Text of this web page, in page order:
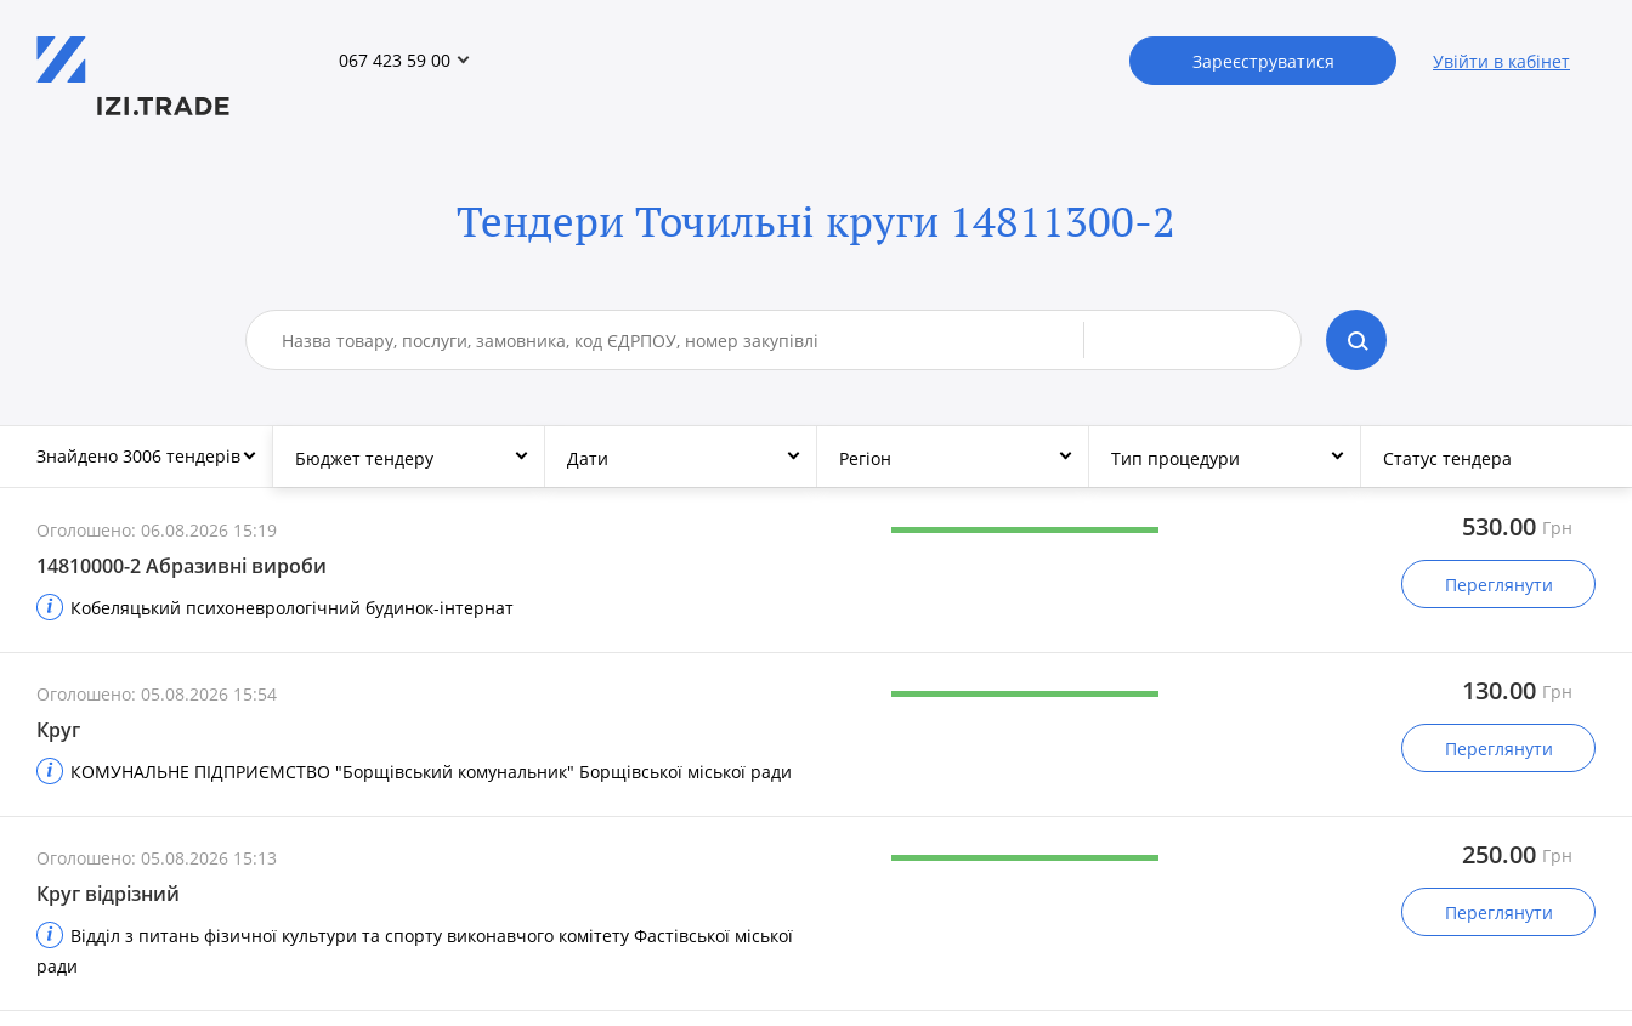
067 423 59 00 Зареєструватися Увійти в кабінет
Тендери Точильні круги 14811300-2
Знайдено 3006 тендерів Бюджет тендеру Дати Регіон Тип процедури Статус тендера
Оголошено: 06.08.2026 15:19
14810000-2 Абразивні вироби
Кобеляцький психоневрологічний будинок-інтернат
530.00 Грн
Переглянути
Оголошено: 05.08.2026 15:54
Круг
КОМУНАЛЬНЕ ПІДПРИЄМСТВО "Борщівський комунальник" Борщівської міської ради
130.00 Грн
Переглянути
Оголошено: 05.08.2026 15:13
Круг відрізний
Відділ з питань фізичної культури та спорту виконавчого комітету Фастівської міської
ради
250.00 Грн
Переглянути